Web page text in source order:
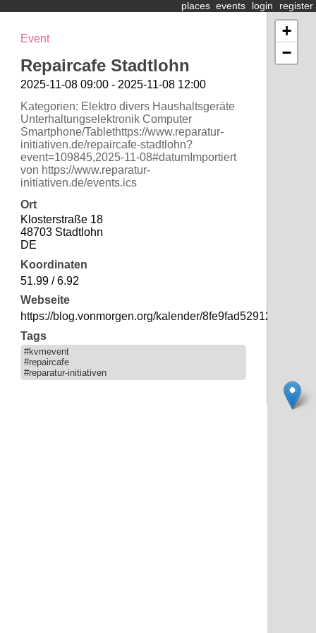
places events login register
Event
Repaircafe Stadtlohn
2025-11-08 09:00 - 2025-11-08 12:00
Kategorien: Elektro divers Haushaltsgeräte
Unterhaltungselektronik Computer
Smartphone/Tablethttps://www.reparatur-
initiativen.de/repaircafe-stadtlohn?
event=109845,2025-11-08#datumImportiert
von https://www.reparatur-
initiativen.de/events.ics
Ort
Klosterstraße 18
48703 Stadtlohn
DE
Koordinaten
51.99 / 6.92
Webseite
https://blog.vonmorgen.org/kalender/
Tags
#kvmevent
#repaircafe
#reparatur-initiativen
+
−